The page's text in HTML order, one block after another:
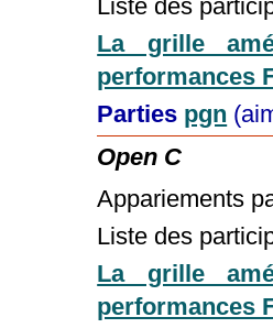
Liste des
La grille
performances
Parties pgn
Open C
Appariements
Liste des
La grille
performances